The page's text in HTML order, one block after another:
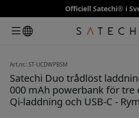
Officiell Satechi® i
Art.nr.: ST-UCDWPBSM
Satechi Duo trådlöst
000 mAh powerbank för tre
Qi-laddning och USB-C -